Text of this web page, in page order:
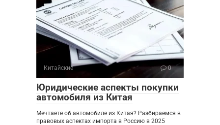
Китайские 0
Юридические аспекты покупки
автомобиля из Китая
Мечтаете об автомобиле из Китая? Разбираемся в
правовых аспектах импорта в Россию в 2025